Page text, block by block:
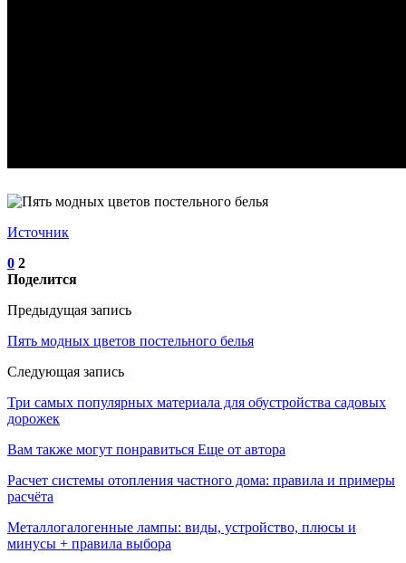
Источник
0 2
Поделится
Предыдущая запись
Пять модных цветов постельного белья
Следующая запись
Три самых популярных материала для обустройства садовых
дорожек
Вам также могут понравиться Еще от автора
Расчет системы отопления частного дома: правила и примеры
расчёта
Металлогалогенные лампы: виды, устройство, плюсы и
минусы + правила выбора